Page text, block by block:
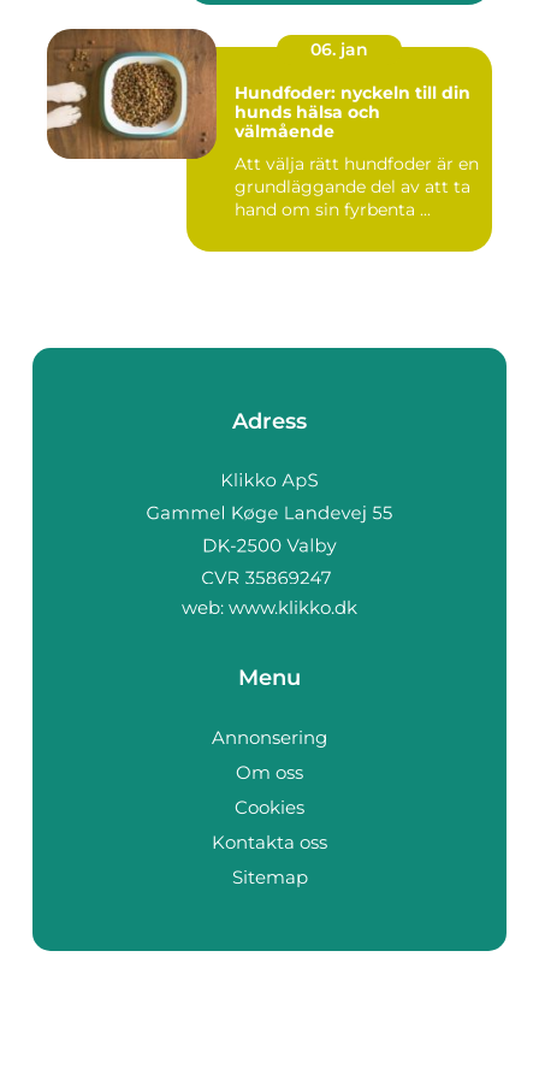
06. jan
Hundfoder: nyckeln till din
hunds hälsa och
välmående
Att välja rätt hundfoder är en
grundläggande del av att ta
hand om sin fyrbenta ...
Adress
web: www.klikko.dk
Menu
Annonsering
Om oss
Cookies
Kontakta oss
Sitemap